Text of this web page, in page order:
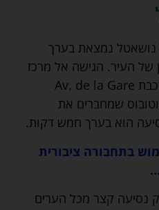
נמצאת בערך
העיר. הגישה אל מרכז
העיר עוברת דרך שדרת הרכבת Av. de la Gare
שמחברים את
הוא בערך חמש דקות.
בתחבורה ציבורית
קצר מכל הערים